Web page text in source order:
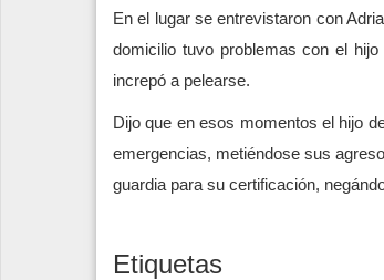
En el lugar se entrevistaron con
domicilio tuvo problemas con el
increpó a pelearse.
Dijo que en esos momentos el hijo
emergencias, metiéndose sus
guardia para su certificación,
Etiquetas